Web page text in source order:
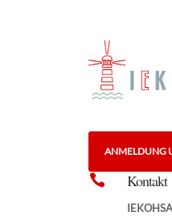
ANMELDUNG
 Kontakt